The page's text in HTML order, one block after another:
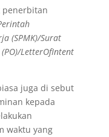
penerbitan
(SPMK)/Surat
LetterOfIntent
juga di sebut
kepada
waktu yang